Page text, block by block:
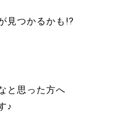
見つかるかも!?
と思った方へ
♪